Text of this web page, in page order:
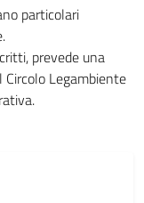
particolari
prevede una
Legambiente